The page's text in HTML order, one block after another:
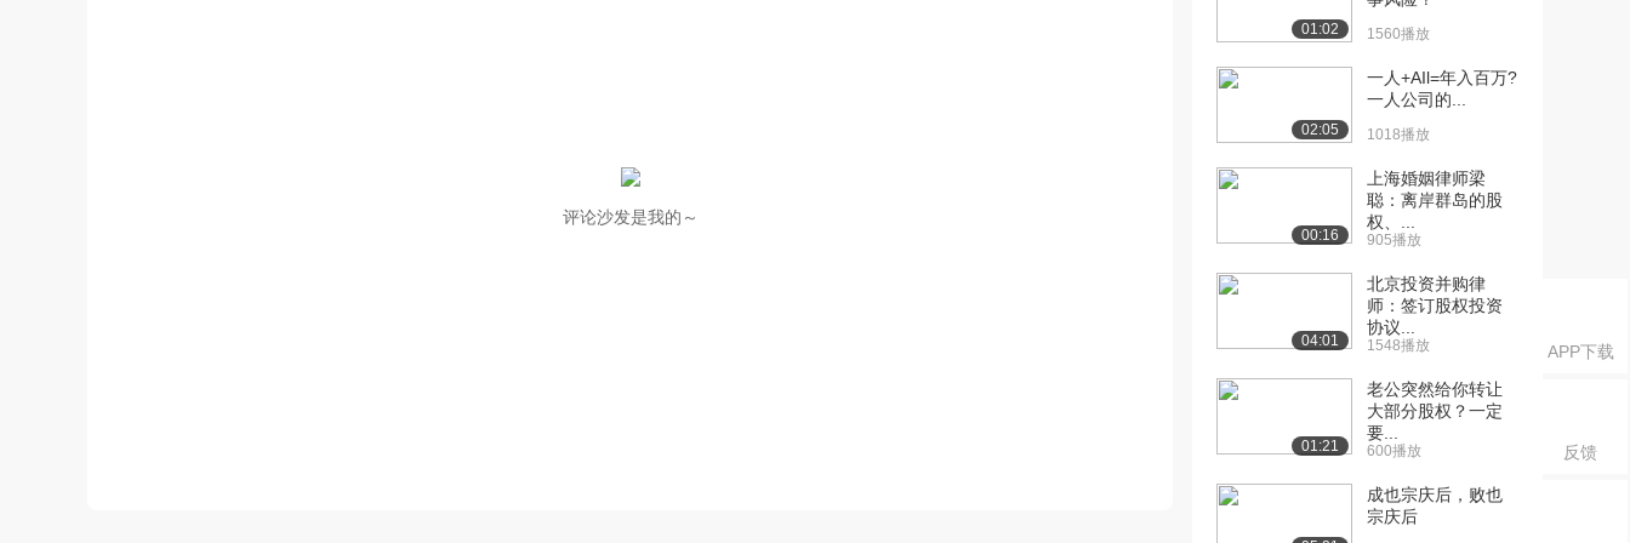
APP下载
反馈
评论沙发是我的～
01:02 1560播放
02:05
一人+AIl=年入百万?
一人公司的...
1018播放
00:16
上海婚姻律师梁
聪：离岸群岛的股
权、...
905播放
04:01
北京投资并购律
师：签订股权投资
协议...
1548播放
01:21
老公突然给你转让
大部分股权？一定
要...
600播放
成也宗庆后，败也
宗庆后